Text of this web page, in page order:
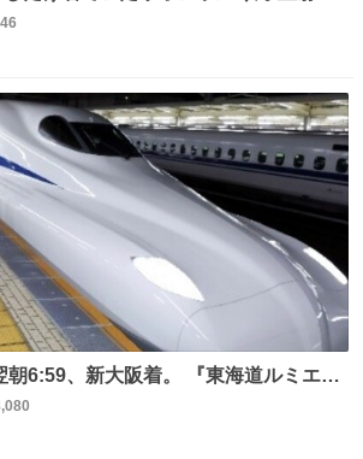
ね 適応珠
しないと真夏の名古屋は過ごせぬよう
大阪着。 『東海道ルミエー
！ 岐阜羽島駅で夜を越す
列車じゃないのに、朝まで新幹線とい